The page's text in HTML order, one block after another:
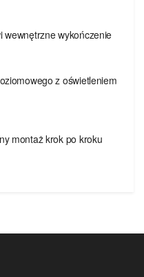
wewnętrzne wykończenie
z oświetleniem
montaż krok po kroku